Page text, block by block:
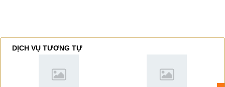
DỊCH VỤ TƯƠNG TỰ